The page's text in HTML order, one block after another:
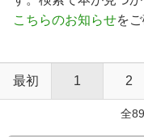
こちらのお知らせを
最初 1 2
全